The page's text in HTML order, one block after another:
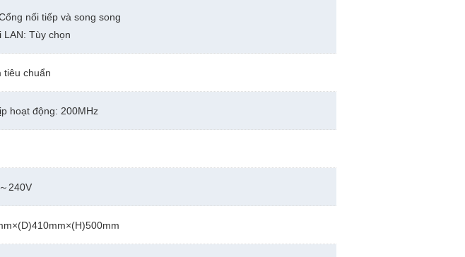
nối tiếp và song song
Tùy chọn
tiêu chuẩn
hoạt động: 200MHz
240V